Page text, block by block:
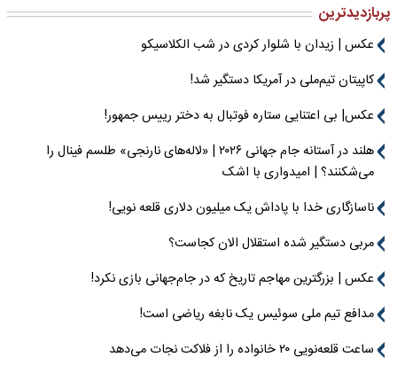
پربازدیدترین
عکس | زیدان با شلوار کردی در شب الکلاسیکو
کاپیتان تیم‌ملی در آمریکا دستگیر شد!
عکس| بی اعتنایی ستاره فوتبال به دختر رییس جمهور!
هلند در آستانه جام جهانی ۲۰۲۶ | «لاله‌های نارنجی» طلسم فینال را
می‌شکنند؟ | امیدواری با اشک
ناسازگاری خدا با پاداش یک میلیون دلاری قلعه نویی!
مربی دستگیر شده استقلال الان کجاست؟
عکس | بزرگترین مهاجم تاریخ که در جام‌جهانی بازی نکرد!
مدافع تیم ملی سوئیس یک نابغه ریاضی است!
ساعت قلعه‌نویی ۲۰ خانواده را از فلاکت نجات می‌دهد